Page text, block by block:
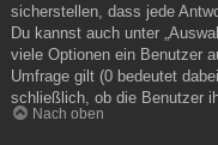
sicherstellen, dass jede
Du kannst auch unter
viele Optionen ein Benutzer
Umfrage gilt (0 bedeutet
schließlich, ob die Benutzer
Nach oben